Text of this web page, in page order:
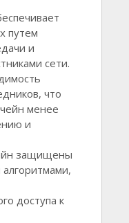
путем
и
сети.
что
менее
и
защищены
доступа к